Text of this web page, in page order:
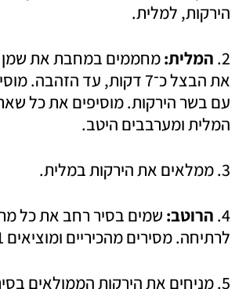
הירקות, למלית.
2. המלית:
המלית ומערבבים היטב.
3. ממלאים את הירקות במלית.
4. הרוטב:
לרתיחה. מסירים מהכיריים ומוציאים 1 כוס מהרוטב.